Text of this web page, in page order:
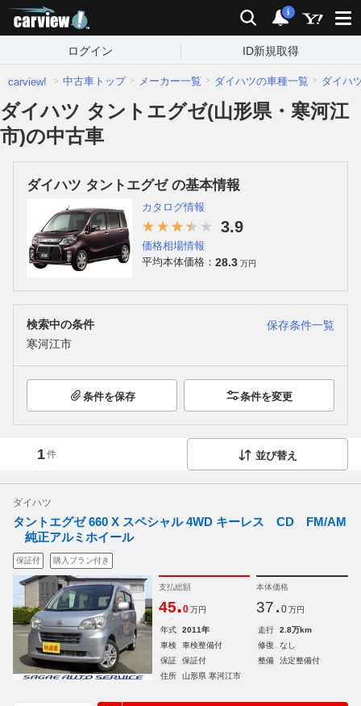
検索 通知
i
ログイン ID新規取得
carview! 中古車トップ メーカー一覧 ダイハツの車種一覧 ダイハ
ダイハツ タントエグゼ(山形県・寒河江
市)の中古車
ダイハツ タントエグゼ の基本情報
カタログ情報
3.9
価格相場情報
平均本体価格： 28.3 万円
検索中の条件
保存条件一覧
寒河江市
条件を保存 条件を変更
1件 並び替え
ダイハツ
タントエグゼ 660 X スペシャル 4WD キーレス CD FM/AM
純正アルミホイール
保証付 購入プラン付き
支払総額
45.0 万円
本体価格
37. 0 万円
年式 2011年 走行
2.8万km
車検
車検整備付 修復
なし
保証
保証付 整備
法定整備付
住所
山形県 寒河江市